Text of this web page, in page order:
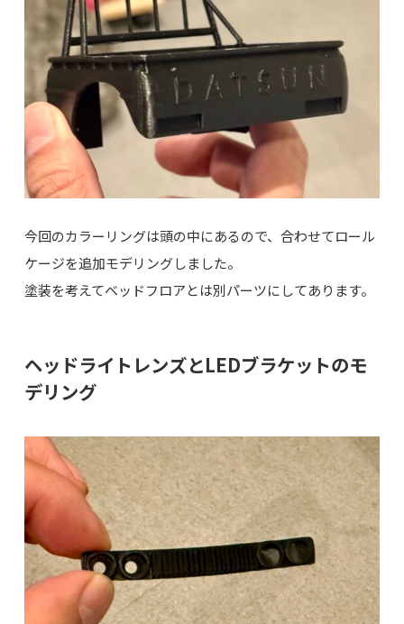
今回のカラーリングは頭の中にあるので、合わせてロール
ケージを追加モデリングしました。
塗装を考えてベッドフロアとは別パーツにしてあります。
ヘッドライトレンズとLEDブラケットのモ
デリング